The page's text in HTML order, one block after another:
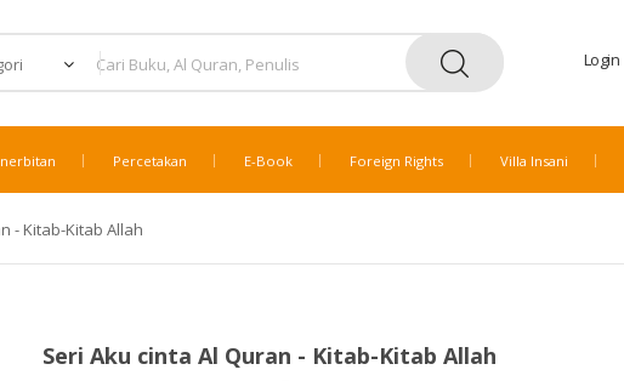
Login
Percetakan E-Book Foreign Rights Villa Insani
- Kitab-Kitab Allah
Seri Aku cinta Al Quran - Kitab-Kitab Allah